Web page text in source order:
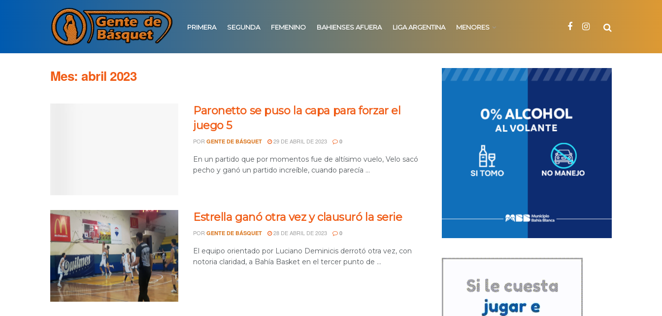
PRIMERA SEGUNDA FEMENINO BAHIENSES AFUERA LIGA ARGENTINA MENORES
Mes:abril 2023
Paronetto se puso la capa para forzar el
juego 5
POR GENTE DE BÁSQUET 29 DE ABRIL DE 2023 0
En un partido que por momentos fue de altísimo vuelo, Velo sacó
pecho y ganó un partido increíble, cuando parecía ...
Estrella ganó otra vez y clausuró la serie
POR GENTE DE BÁSQUET 28 DE ABRIL DE 2023 0
El equipo orientado por Luciano Deminicis derrotó otra vez, con
notoria claridad, a Bahía Basket en el tercer punto de ...